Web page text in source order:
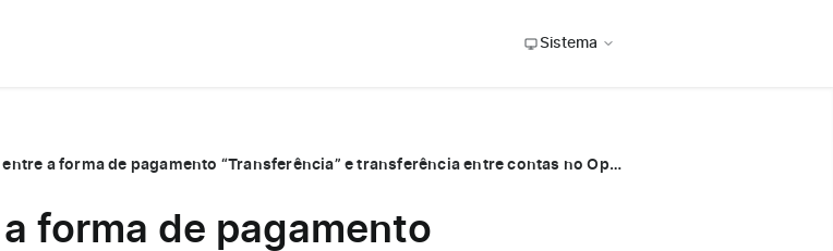
Sistema
Qual a diferença entre a forma de pagamento “Transferência” e transferência entre contas no Operand?
forma de pagamento